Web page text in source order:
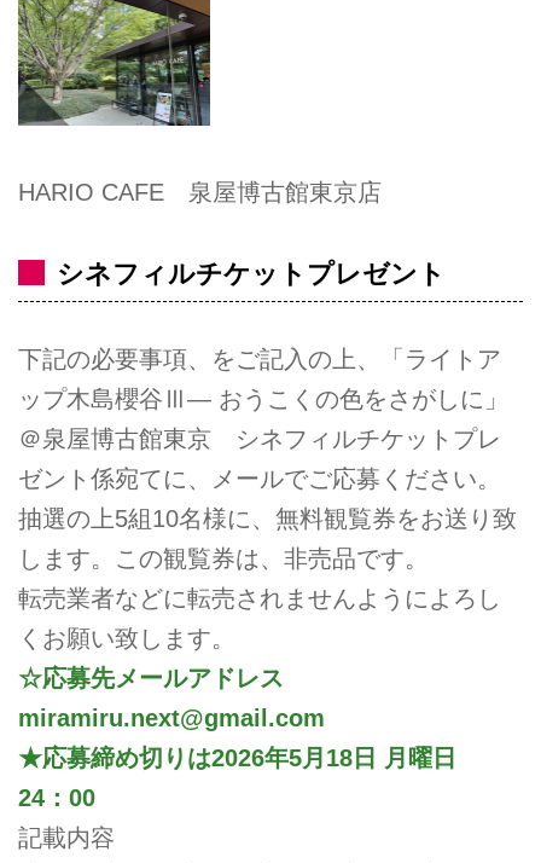
HARIO CAFE 泉屋博古館東京店
シネフィルチケットプレゼント
下記の必要事項、をご記入の上、「ライトア
ップ木島櫻谷Ⅲ― おうこくの色をさがしに」
＠泉屋博古館東京 シネフィルチケットプレ
ゼント係宛てに、メールでご応募ください。
抽選の上5組10名様に、無料観覧券をお送り致
します。この観覧券は、非売品です。
転売業者などに転売されませんようによろし
くお願い致します。
☆応募先メールアドレス
miramiru.next@gmail.com
★応募締め切りは2026年5月18日 月曜日
24：00
記載内容